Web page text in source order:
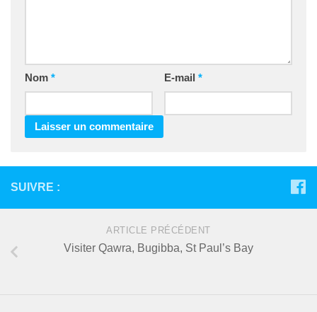
Nom * E-mail *
SUIVRE :
ARTICLE PRÉCÉDENT
Visiter Qawra, Bugibba, St Paul’s Bay